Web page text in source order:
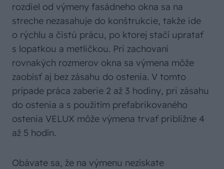
rozdiel od výmeny fasádneho okna sa na
streche nezasahuje do konštrukcie, takže ide
o rýchlu a čistú prácu, po ktorej stačí upratať
s lopatkou a metličkou. Pri zachovaní
rovnakých rozmerov okna sa výmena môže
zaobísť aj bez zásahu do ostenia. V tomto
prípade práca zaberie 2 až 3 hodiny, pri zásahu
do ostenia a s použitím prefabrikovaného
ostenia VELUX môže výmena trvať približne 4
až 5 hodín.
Obávate sa, že na výmenu nezískate